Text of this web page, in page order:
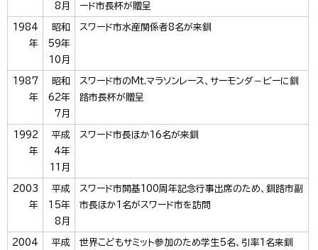
8月
ード市長杯が贈呈
1984
年
昭和
59年
10月
スワード市水産関係者8名が来釧
1987
年
昭和
62年
7月
スワード市のMt.マラソンレース、サーモンダ－ビーに釧
路市長杯が贈呈
1992
年
平成
4年
11月
スワード市長ほか16名が来釧
2003
年
平成
15年
8月
スワード市開基100周年記念行事出席のため、釧路市副
市長ほか1名がスワード市を訪問
2004
平成
世界こどもサミット参加のため学生5名、引率1名来釧